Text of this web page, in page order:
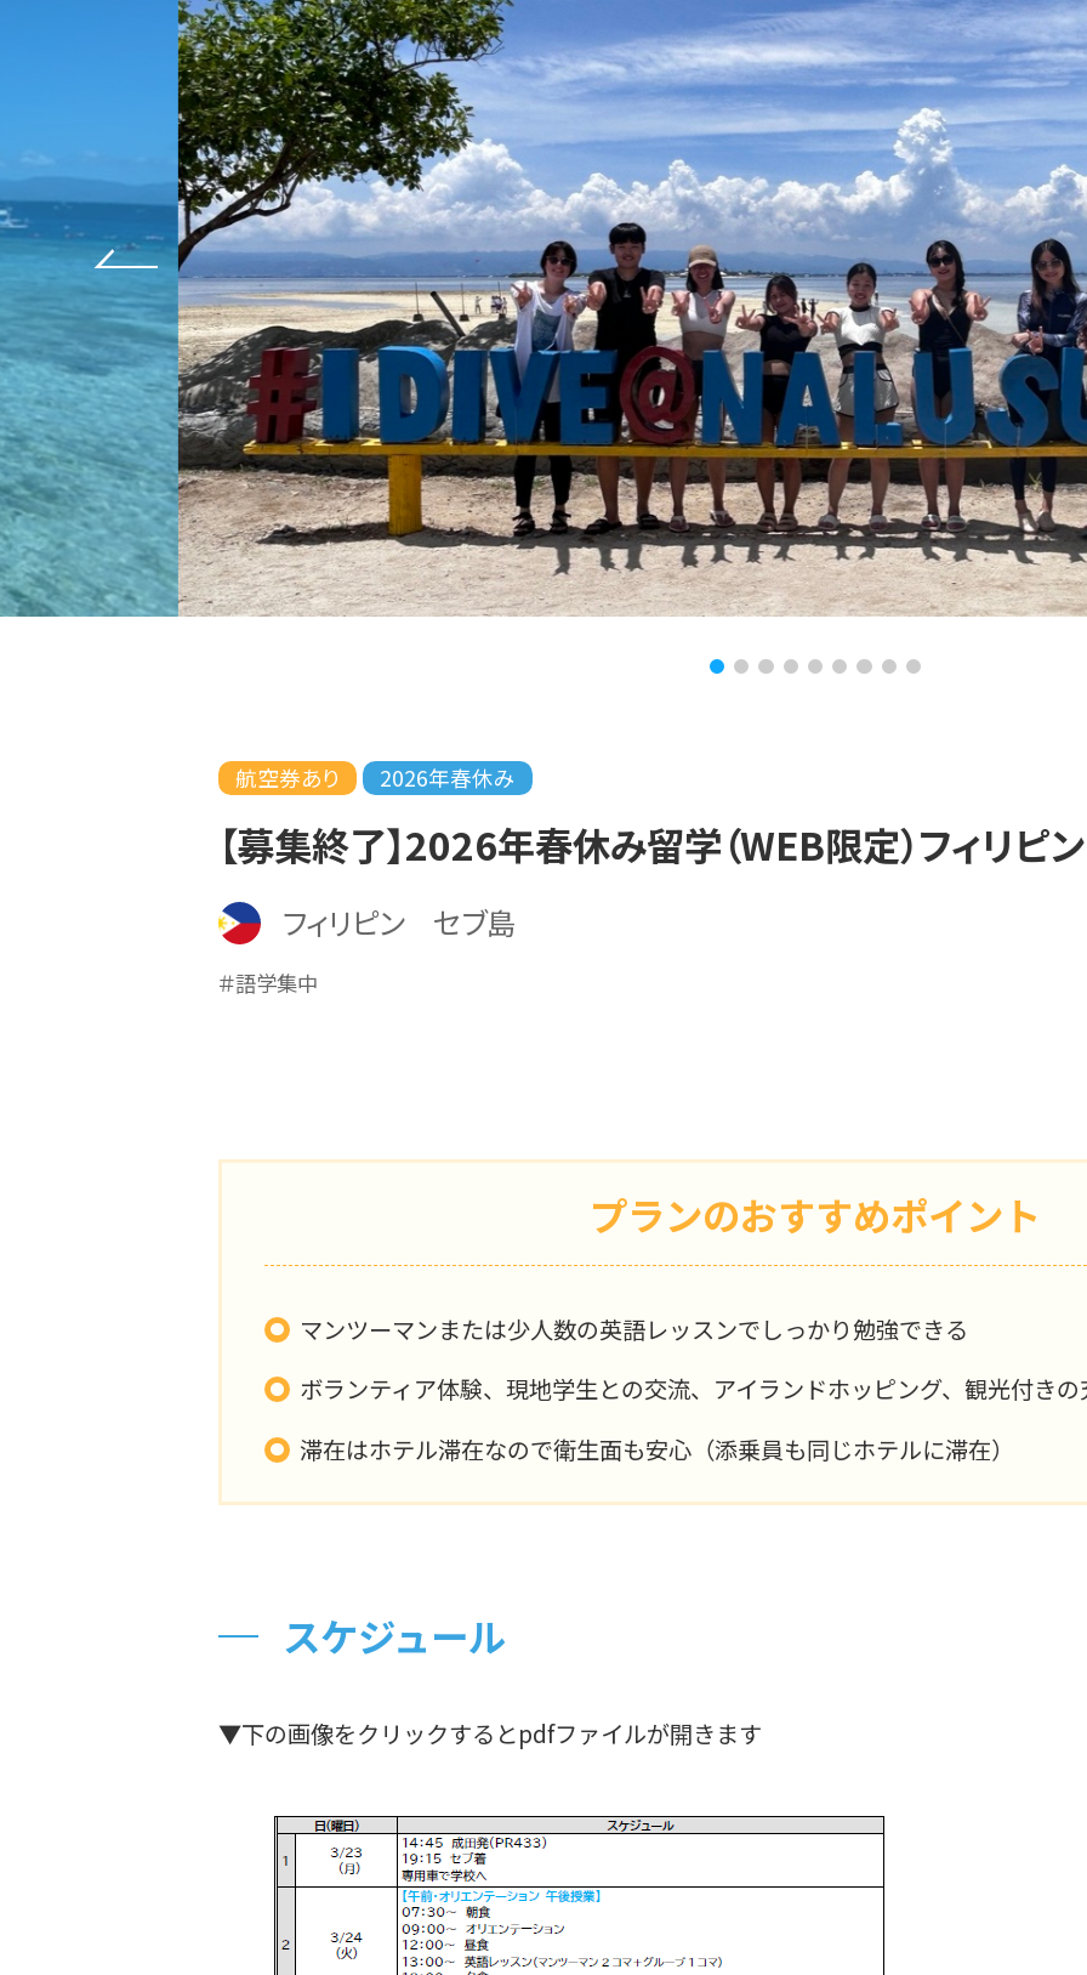
航空券あり 2026年春休み
【募集終了】2026年春休み留学（WEB限定）フィリピ
フィリピン セブ島
＃語学集中
プランのおすすめポイント
マンツーマンまたは少人数の英語レッスンでしっかり勉強できる
ボランティア体験、現地学生との交流、アイランドホッピング、観光付き
滞在はホテル滞在なので衛生面も安心（添乗員も同じホテルに滞在）
スケジュール
▼下の画像をクリックするとpdfファイルが開きます